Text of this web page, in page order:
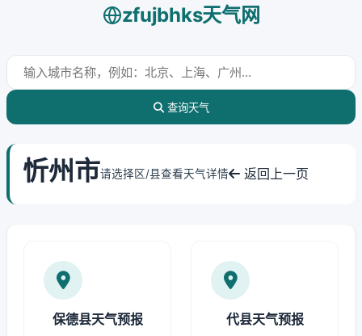
zfujbhks天气网
查询天气
忻州市请选择区/县查看天气详情 返回上一页
保德县天气预报 代县天气预报